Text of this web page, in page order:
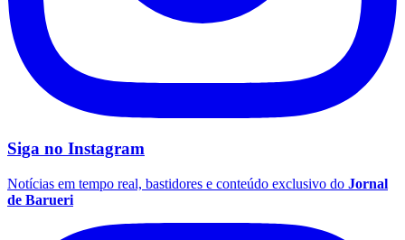
Siga no Instagram
Notícias em tempo real, bastidores e conteúdo exclusivo do Jornal
de Barueri